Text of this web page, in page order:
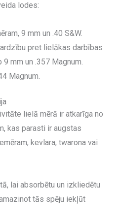
lodes:
9 mm un .40 S&W.
pret lielākas darbības
mm un .357 Magnum.
Magnum.
lielā mērā ir atkarīga no
kas parasti ir augstas
kevlara, twarona vai
lai absorbētu un izkliedētu
tās spēju iekļūt